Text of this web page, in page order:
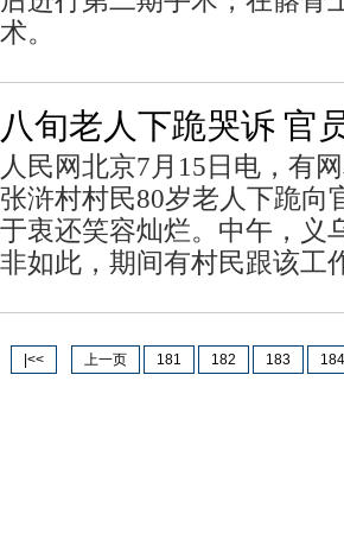
术。
八旬老人下跪哭诉 官
人民网北京7月15日电，有
张浒村村民80岁老人下跪向
于衷还笑容灿烂。中午，义
非如此，期间有村民跟该工
|<< 上一页 181 182 183 184